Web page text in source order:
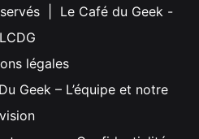
| Le Café du Geek -
LCDG
légales
Geek – L’équipe et notre
vision